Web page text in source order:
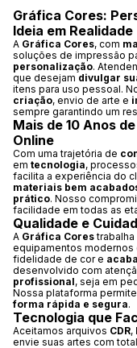
Gráfica Cores:
Ideia em Realidade
A Gráfica Cores, com
soluções de impressão
personalização.
que desejam divulgar
itens para uso pessoal.
criação, envio de arte e
sempre garantindo um
Mais de 10 Anos
Online
Com uma trajetória de
em tecnologia,
facilita a experiência do
materiais bem
prático. Nosso
facilidade em todas as
Qualidade e
A Gráfica Corestrabalha
equipamentos
fidelidade de cor e
desenvolvido com
profissional, seja em
Nossa plataforma
forma rápida e segura.
Tecnologia que
Aceitamos arquivos CDR,
envie suas artes com